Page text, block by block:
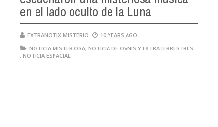
en el lado oculto de la Luna
EXTRANOTIX MISTERIO
10 YEARS AGO
NOTICIA MISTERIOSA, NOTICIA DE OVNIS Y EXTRATERRESTRES
, NOTICIA ESPACIAL